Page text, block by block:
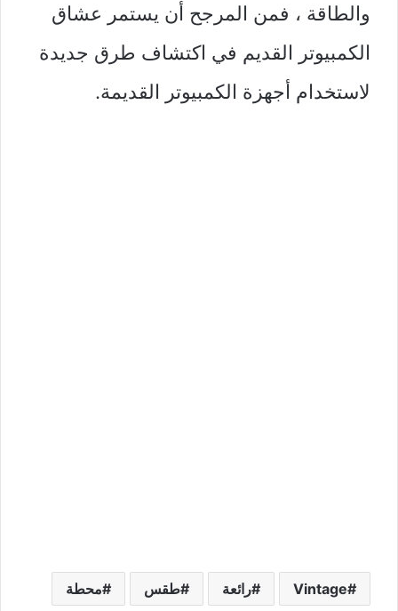
والطاقة ، فمن المرجح أن يستمر عشاق
الكمبيوتر القديم في اكتشاف طرق جديدة
لاستخدام أجهزة الكمبيوتر القديمة.
Vintage رائعة طقس محطة